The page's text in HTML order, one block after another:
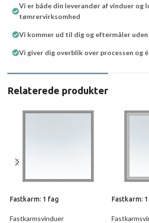
Vi er både din leverandør af vinduer og
tømrervirksomhed
Vi kommer ud til dig og eftermåler
Vi giver dig overblik over processen og
Relaterede produkter
Fastkarm: 1 fag
Fastkarmsvinduer
Fastkarm: